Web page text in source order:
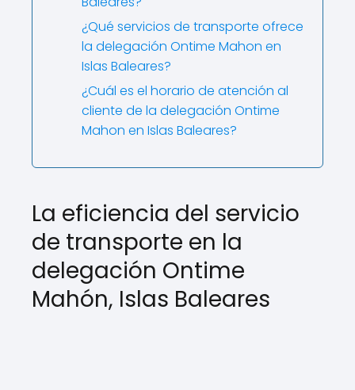
¿Qué servicios de transporte ofrece
la delegación Ontime Mahon en
Islas Baleares?
¿Cuál es el horario de atención al
cliente de la delegación Ontime
Mahon en Islas Baleares?
La eficiencia del servicio
de transporte en la
delegación Ontime
Mahón, Islas Baleares